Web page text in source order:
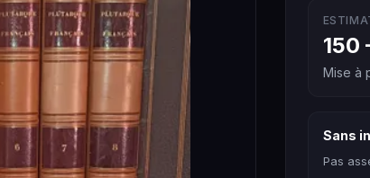
150
Mise à
Sans
Pas